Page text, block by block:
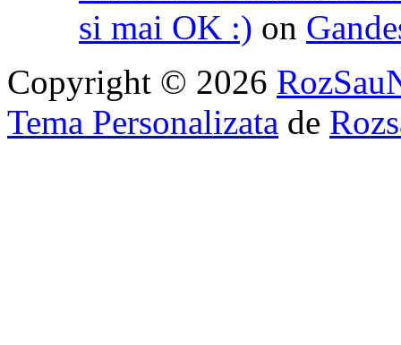
si mai OK :) on
Copyright © 2026
Tema Personalizata de